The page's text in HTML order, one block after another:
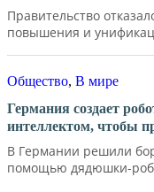
Правительство
повышения и
Общество, В мире
Германия создает
интеллектом, чтобы
В Германии решили
помощью дядюшки-